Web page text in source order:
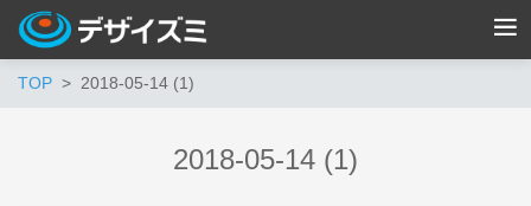
TOP 2018-05-14 (1)
2018-05-14 (1)